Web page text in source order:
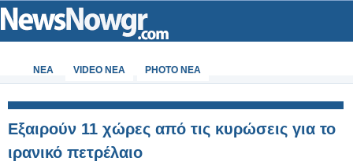
ΝΕΑ VIDEO NEA PHOTO NEA
Εξαιρούν 11 χώρες από τις κυρώσεις για το
ιρανικό πετρέλαιο